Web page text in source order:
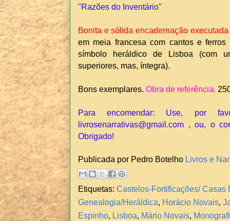
"Razões do Inventário"
Bonita e sólida encadernação
em meia francesa com cantos e
símbolo heráldico de Lisboa (com
superiores, mas, íntegra).
Bons exemplares. Obra de referência.
Para encomendar: Use, por
livrosenarrativas@gmail.com , ou, o
Obrigado!
Publicada por Pedro Botelho Livros e
Etiquetas: Castelos-Fortificações/ Casas
Genealogia/Heráldica, Horácio Novais,
Espinho, Lisboa, Mário Novais,